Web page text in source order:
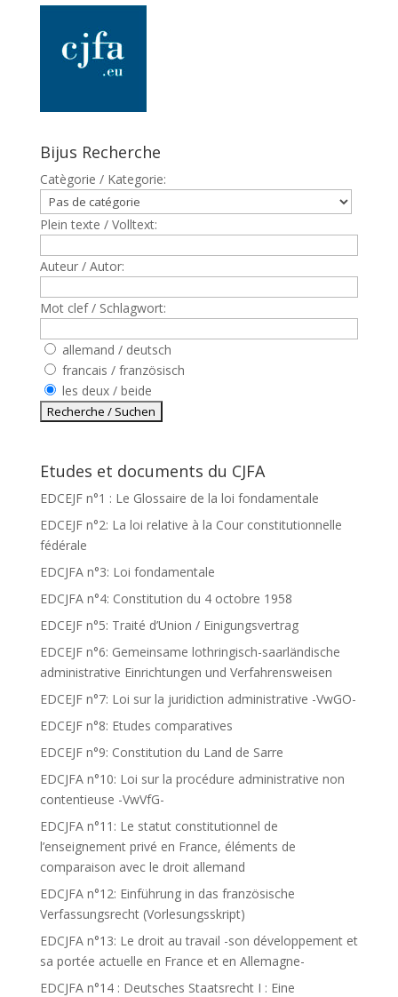
Bijus Recherche
Catègorie / Kategorie:
Plein texte / Volltext:
Auteur / Autor:
Mot clef / Schlagwort:
allemand / deutsch
francais / französisch
les deux / beide
Etudes et documents du CJFA
EDCEJF n°1 : Le Glossaire de la loi fondamentale
EDCEJF n°2: La loi relative à la Cour constitutionnelle
fédérale
EDCJFA n°3: Loi fondamentale
EDCJFA n°4: Constitution du 4 octobre 1958
EDCEJF n°5: Traité d’Union / Einigungsvertrag
EDCEJF n°6: Gemeinsame lothringisch-saarländische
administrative Einrichtungen und Verfahrensweisen
EDCEJF n°7: Loi sur la juridiction administrative -VwGO-
EDCEJF n°8: Etudes comparatives
EDCEJF n°9: Constitution du Land de Sarre
EDCJFA n°10: Loi sur la procédure administrative non
contentieuse -VwVfG-
EDCJFA n°11: Le statut constitutionnel de
l’enseignement privé en France, éléments de
comparaison avec le droit allemand
EDCJFA n°12: Einführung in das französische
Verfassungsrecht (Vorlesungsskript)
EDCJFA n°13: Le droit au travail -son développement et
sa portée actuelle en France et en Allemagne-
EDCJFA n°14 : Deutsches Staatsrecht I : Eine